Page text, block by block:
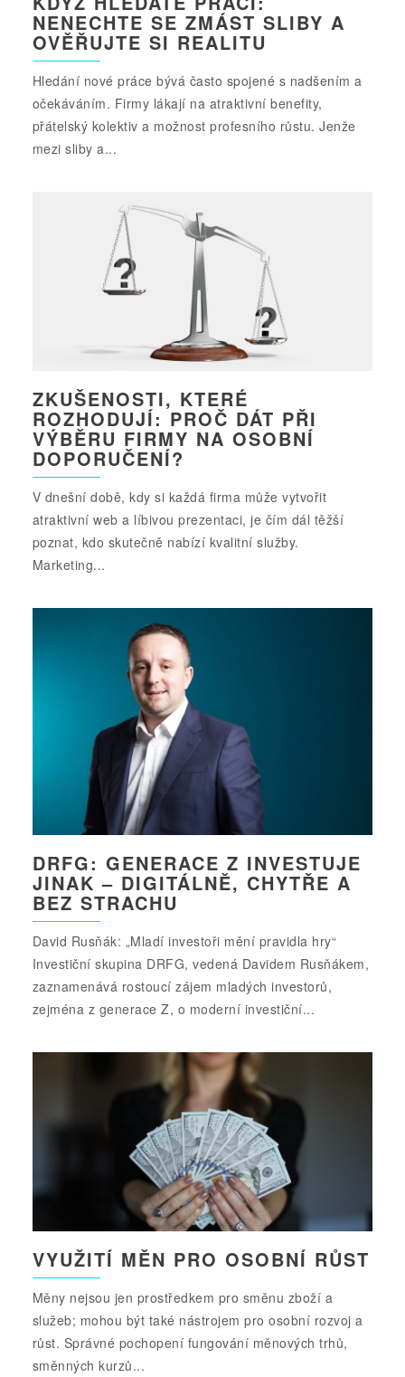
NENECHTE SE ZMÁST SLIBY A
OVĚŘUJTE SI REALITU
Hledání nové práce bývá často spojené s nadšením a
očekáváním. Firmy lákají na atraktivní benefity,
přátelský kolektiv a možnost profesního růstu. Jenže
mezi sliby a...
ZKUŠENOSTI, KTERÉ
ROZHODUJÍ: PROČ DÁT PŘI
VÝBĚRU FIRMY NA OSOBNÍ
DOPORUČENÍ?
V dnešní době, kdy si každá firma může vytvořit
atraktivní web a líbivou prezentaci, je čím dál těžší
poznat, kdo skutečně nabízí kvalitní služby.
Marketing...
DRFG: GENERACE Z INVESTUJE
JINAK – DIGITÁLNĚ, CHYTŘE A
BEZ STRACHU
David Rusňák: „Mladí investoři mění pravidla hry“
Investiční skupina DRFG, vedená Davidem Rusňákem,
zaznamenává rostoucí zájem mladých investorů,
zejména z generace Z, o moderní investiční...
VYUŽITÍ MĚN PRO OSOBNÍ RŮST
Měny nejsou jen prostředkem pro směnu zboží a
služeb; mohou být také nástrojem pro osobní rozvoj a
růst. Správné pochopení fungování měnových trhů,
směnných kurzů...